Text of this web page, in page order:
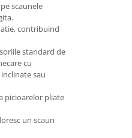
scaunele
contribuind
standard de
cu
sau
picioarelor pliate
un scaun